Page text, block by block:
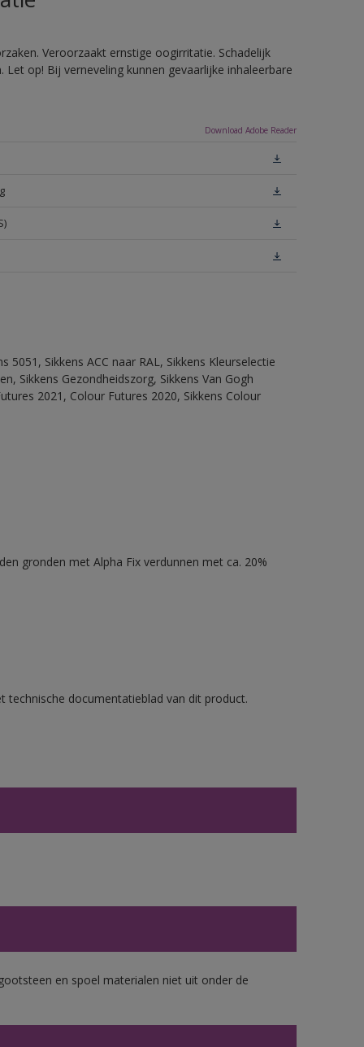
Veroorzaakt ernstige oogirritatie. Schadelijk
op! Bij verneveling kunnen gevaarlijke inhaleerbare
Download Adobe Reader
5051, Sikkens ACC naar RAL, Sikkens Kleurselectie
Sikkens Gezondheidszorg, Sikkens Van Gogh
2021, Colour Futures 2020, Sikkens Colour
gronden met Alpha Fix verdunnen met ca. 20%
technische documentatieblad van dit product.
en spoel materialen niet uit onder de